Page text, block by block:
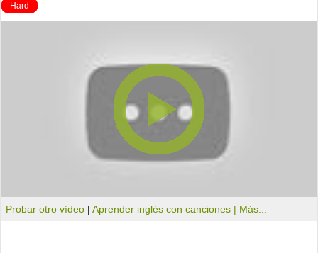
Hard
Probar otro vídeo |Aprender inglés con canciones | Más...